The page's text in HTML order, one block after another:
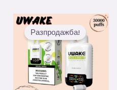
Разпродажба!